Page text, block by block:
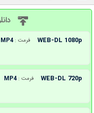
WEB-DL 1080p فرمت : MP4
WEB-DL 720p فرمت : MP4